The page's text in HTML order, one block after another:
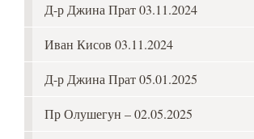
Д-р Джина Прат 03.11.2024
Иван Кисов 03.11.2024
Д-р Джина Прат 05.01.2025
Пр Олушегун – 02.05.2025